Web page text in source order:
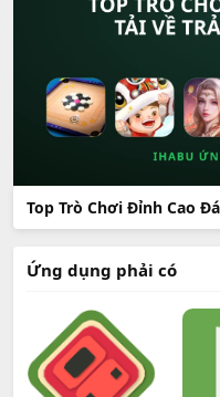
Top Trò Chơi Đỉnh Cao
Ứng dụng phải có